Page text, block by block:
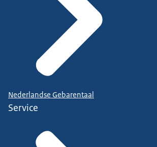
Nederlandse Gebarentaal
Service